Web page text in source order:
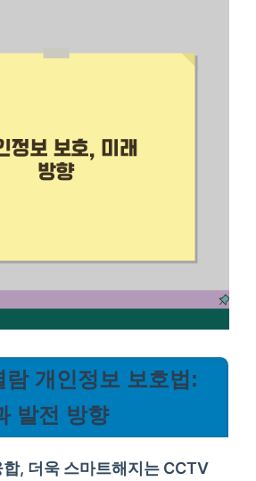
람 개인정보 보호법:
발전 방향
, 더욱 스마트해지는 CCTV